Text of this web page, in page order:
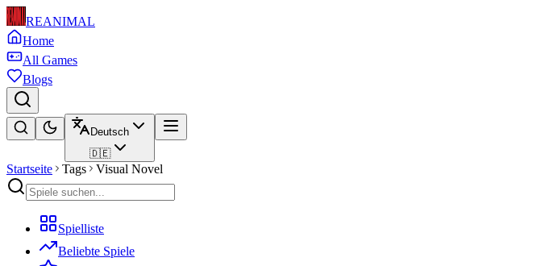
REANIMAL
Home
All Games
Blogs
Deutsch
🇩🇪
Startseite Tags Visual Novel
Spielliste
Beliebte Spiele